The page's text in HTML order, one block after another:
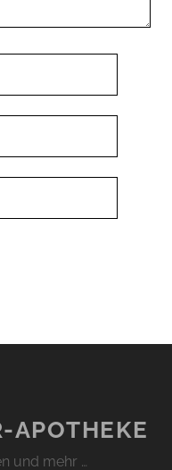
APOTHEKE
und mehr …